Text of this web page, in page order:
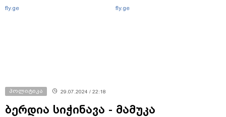
fly.ge fly.ge
პოლიტიკა 29.07.2024 / 22:18
ბერდია სიჭინავა - მამუკა